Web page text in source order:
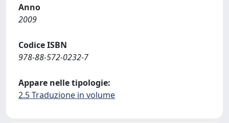
Anno
2009
Codice ISBN
978-88-572-0232-7
Appare nelle tipologie:
2.5 Traduzione in volume